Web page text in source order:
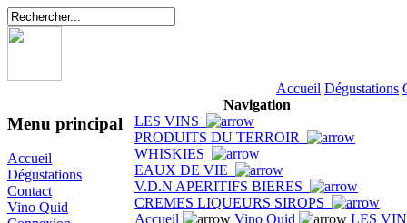
Accueil Dégustations
Menu principal
Accueil
Dégustations
Contact
Vino Quid
Navigation
LES VINS
PRODUITS DU TERROIR
WHISKIES
EAUX DE VIE
V.D.N APERITIFS BIERES
CREMES LIQUEURS SIROPS
Accueil
Vino Quid
LES